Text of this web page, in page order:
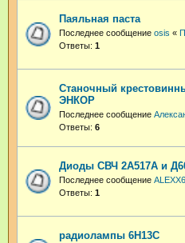
Паяльная паста
Последнее сообщение osis «
Ответы: 1
Станочный
ЭНКОР
Последнее сообщение
Ответы: 6
Диоды СВЧ 2А517А и
Последнее сообщение
Ответы: 1
радиолампы 6Н13С